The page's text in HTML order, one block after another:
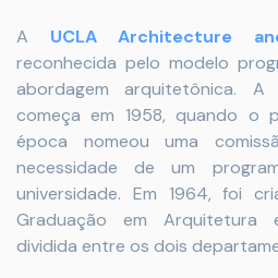
A UCLA Architecture
reconhecida pelo modelo
abordagem arquitetônica.
começa em 1958, quando o
época nomeou uma
necessidade de um
universidade. Em 1964, foi
Graduação em Arquitetura
dividida entre os dois